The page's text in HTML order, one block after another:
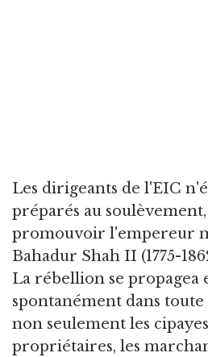
Les dirigeants de l'EIC
préparés au
promouvoir l'empereur
Bahadur Shah II (1775-
La rébellion se propagea
spontanément dans
non seulement les
propriétaires, les